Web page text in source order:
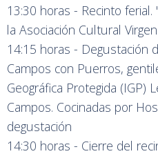
13:30 horas - Recinto
la Asociación Cultural
14:15 horas - Degustación
Campos con Puerros,
Geográfica Protegida (IGP)
Campos. Cocinadas por
degustación
14:30 horas - Cierre del